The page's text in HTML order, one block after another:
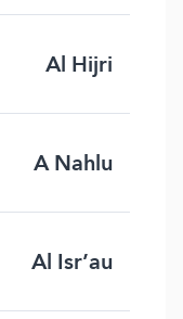
Al Hijri
A Nahlu
Al Isr’au